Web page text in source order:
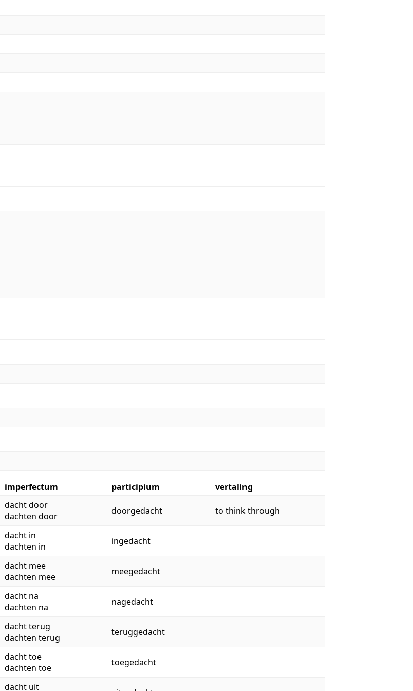
imperfectum participium vertaling
dacht door
dachten door
doorgedacht to think through
dacht in
dachten in
ingedacht
dacht mee
dachten mee
meegedacht
dacht na
dachten na
nagedacht
dacht terug
dachten terug
teruggedacht
dacht toe
dachten toe
toegedacht
dacht uit